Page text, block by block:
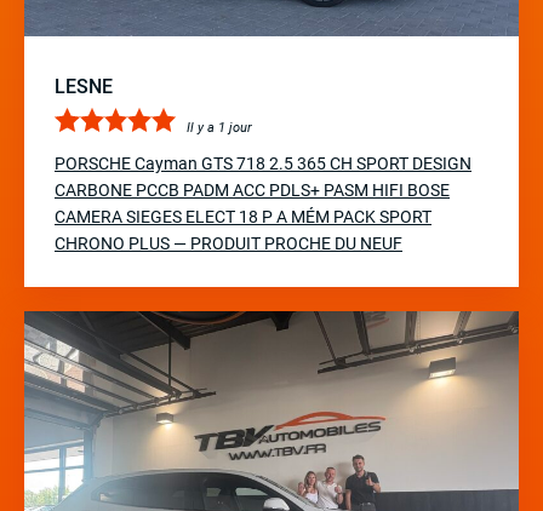
LESNE
Il y a 1 jour
PORSCHE Cayman GTS 718 2.5 365 CH SPORT DESIGN
CARBONE PCCB PADM ACC PDLS+ PASM HIFI BOSE
CAMERA SIEGES ELECT 18 P A MÉM PACK SPORT
CHRONO PLUS — PRODUIT PROCHE DU NEUF